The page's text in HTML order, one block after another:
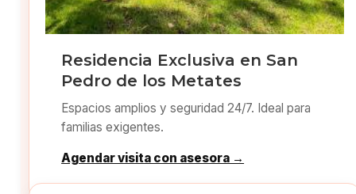
Residencia Exclusiva en San
Pedro de los Metates
Espacios amplios y seguridad 24/7. Ideal para
familias exigentes.
Agendar visita con asesora →